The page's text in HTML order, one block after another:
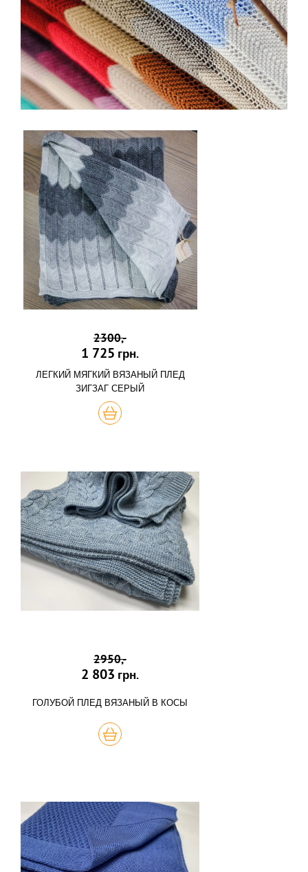
2300,-
1 725 грн.
ЛЕГКИЙ МЯГКИЙ ВЯЗАНЫЙ ПЛЕД
ЗИГЗАГ СЕРЫЙ
КУПИТЬ
2950,-
2 803 грн.
ГОЛУБОЙ ПЛЕД ВЯЗАНЫЙ В КОСЫ
КУПИТЬ